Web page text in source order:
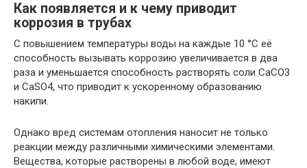
Как появляется и к чему приводит
коррозия в трубах
С повышением температуры воды на каждые 10 °C её
способность вызывать коррозию увеличивается в два
раза и уменьшается способность растворять соли CaCO3
и CaSO4, что приводит к ускоренному образованию
накипи.
Однако вред системам отопления наносит не только
реакции между различными химическими элементами.
Вещества, которые растворены в любой воде, имеют